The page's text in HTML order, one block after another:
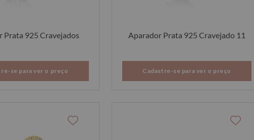
Prata 925 Cravejados
se para ver o preço
Aparador Prata 925 Cravejado 11
Cadastre-se para ver o preço